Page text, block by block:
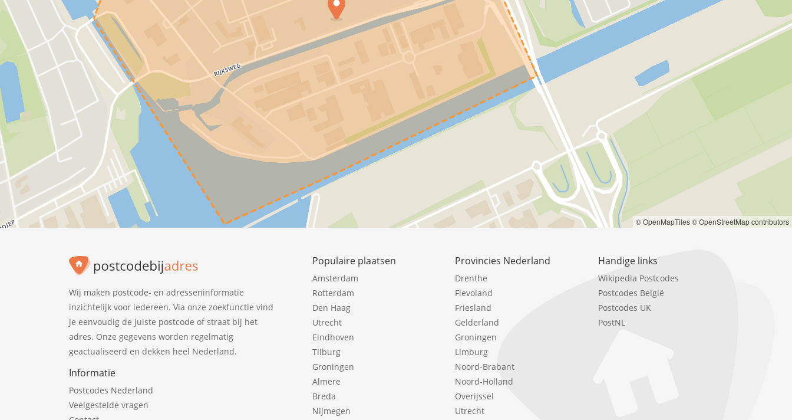
© OpenMapTiles© OpenStreetMap contributors
Wij maken postcode- en adresseninformatie
inzichtelijk voor iedereen. Via onze zoekfunctie vind
je eenvoudig de juiste postcode of straat bij het
adres. Onze gegevens worden regelmatig
geactualiseerd en dekken heel Nederland.
Informatie
Postcodes Nederland
Veelgestelde vragen
Populaire plaatsen
Amsterdam
Rotterdam
Den Haag
Utrecht
Eindhoven
Tilburg
Groningen
Almere
Breda
Nijmegen
Provincies Nederland
Drenthe
Flevoland
Friesland
Gelderland
Groningen
Limburg
Noord-Brabant
Noord-Holland
Overijssel
Utrecht
Handige links
Wikipedia Postcodes
Postcodes België
Postcodes UK
PostNL